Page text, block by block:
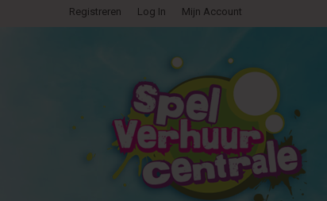
Registreren Log In Mijn Account